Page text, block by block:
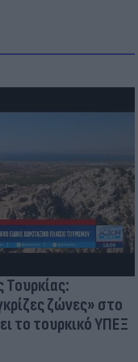
ζώνες» στο
το τουρκικό ΥΠΕΞ